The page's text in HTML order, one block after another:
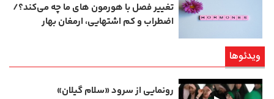
تغییر فصل با هورمون‌ های ما چه می‌کند؟/
اضطراب و کم‌ اشتهایی، ارمغان بهار
ویدئوها
رونمایی از سرود «سلام گیلان»